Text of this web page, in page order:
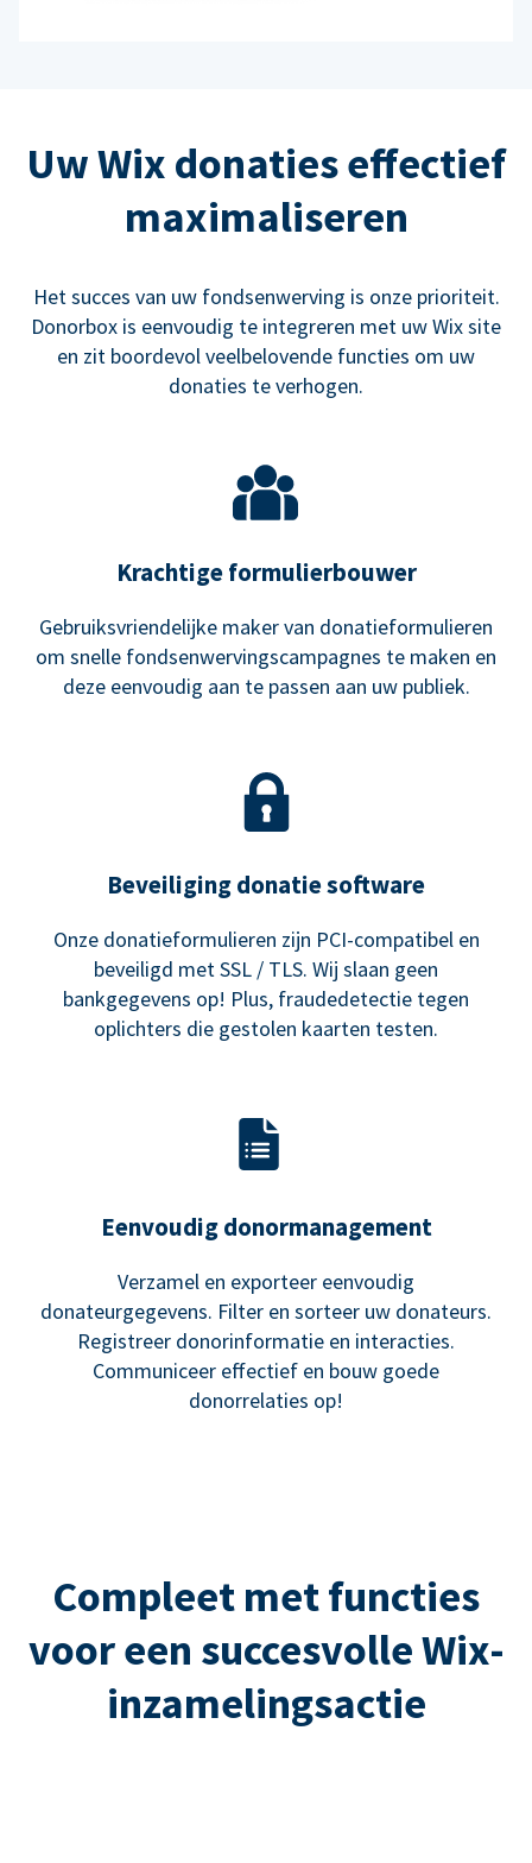
Uw Wix donaties effectief
maximaliseren
Het succes van uw fondsenwerving is onze prioriteit.
Donorbox is eenvoudig te integreren met uw Wix site
en zit boordevol veelbelovende functies om uw
donaties te verhogen.
Krachtige formulierbouwer
Gebruiksvriendelijke maker van donatieformulieren
om snelle fondsenwervingscampagnes te maken en
deze eenvoudig aan te passen aan uw publiek.
Beveiliging donatie software
Onze donatieformulieren zijn PCI-compatibel en
beveiligd met SSL / TLS. Wij slaan geen
bankgegevens op! Plus, fraudedetectie tegen
oplichters die gestolen kaarten testen.
Eenvoudig donormanagement
Verzamel en exporteer eenvoudig
donateurgegevens. Filter en sorteer uw donateurs.
Registreer donorinformatie en interacties.
Communiceer effectief en bouw goede
donorrelaties op!
Compleet met functies
voor een succesvolle Wix-
inzamelingsactie